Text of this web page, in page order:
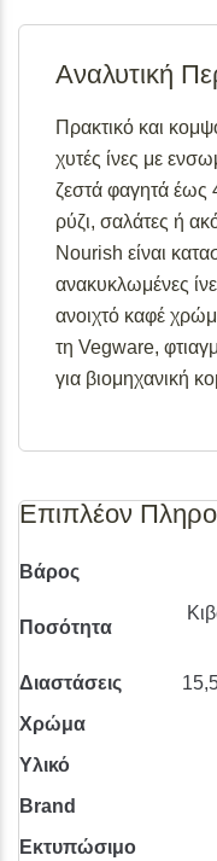
Διαθέσιμο κατόπιν
ημερομηνία
Σε απόθεμα
παραγγελίας):
για αποστολή και
την ημερομηνία
Για περισσότερες
διαθεσιμότητες
μαζί μας στο
998
Αναλυτική
Πρακτικό και
χυτές ίνες με
ζεστά φαγητά έως
ρύζι, σαλάτες ή
Nourish είναι
ανακυκλωμένες
ανοιχτό καφέ
τη Vegware,
για βιομηχανική
Επιπλέον
Βάρος
Ποσότητα
Διαστάσεις
Χρώμα
Υλικό
Brand
Εκτυπώσιμο